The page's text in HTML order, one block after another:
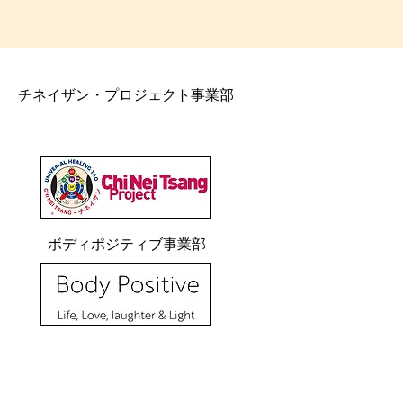
チネイザン・プロジェクト事業部
ボディポジティブ事業部